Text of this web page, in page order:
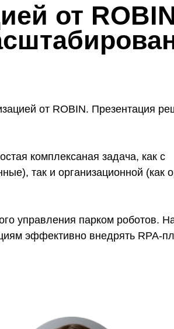
от
от ROBIN. Презентация
комплексаная задача, как с
так и организационной (как
управления парком роботов.
эффективно внедрять RPA-